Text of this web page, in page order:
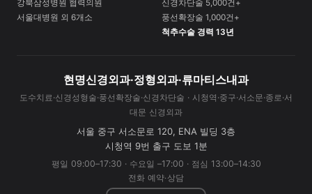
강북삼성병원 협력의원
서울대병원 외 6개소
신경차단술 5,000건+
풍선확장술 1,000건+
척추수술 경력 13년
현명신경외과·정형외과·류마티스내과
도수치료·신경성형술·풍선확장술·신경차단술 · 시청역·중구·서소문·종로·서
대문 신경외과
서울 중구 서소문로 120, ENA 빌딩 3층
시청역 9번 출구 도보 1분
평일 09:00–17:30 · 수요일 –17:00 · 점심 13:00–14:30
전화 예약·상담